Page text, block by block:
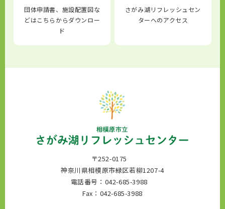
団体申請書、施設配置図な
どはこちらからダウンロー
ド
さがみ湖リフレッシュセン
ターへのアクセス
〒252-0175
神奈川県相模原市緑区若柳1207-4
電話番号：042-685-3988
Fax：042-685-3988